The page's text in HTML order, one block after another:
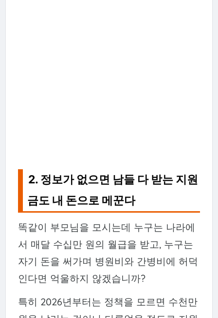
2. 정보가 없으면 남들 다 받는 지원
금도 내 돈으로 메꾼다
똑같이 부모님을 모시는데 누구는 나라에
서 매달 수십만 원의 월급을 받고, 누구는
자기 돈을 써가며 병원비와 간병비에 허덕
인다면 억울하지 않겠습니까?
특히 2026년부터는 정책을 모르면 수천만